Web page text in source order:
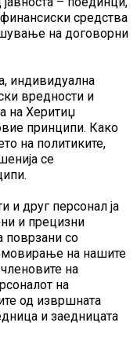
средства
на договорни
индивидуална
вредности и
на Херитиџ
принципи. Како
на политиките,
се
и друг персонал ја
и прецизни
поврзани со
на нашите
на
на
од извршната
и заедницата